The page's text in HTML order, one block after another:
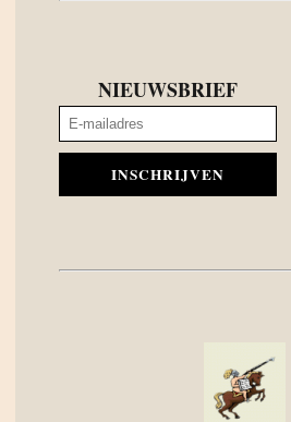
NIEUWSBRIEF
INSCHRIJVEN